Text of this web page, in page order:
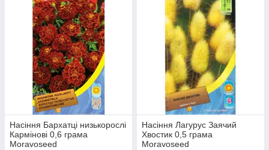
Насіння Бархатці низькорослі
Кармінові 0,6 грама
Moravoseed
Насіння Лагурус Заячий
Хвостик 0,5 грама
Moravoseed